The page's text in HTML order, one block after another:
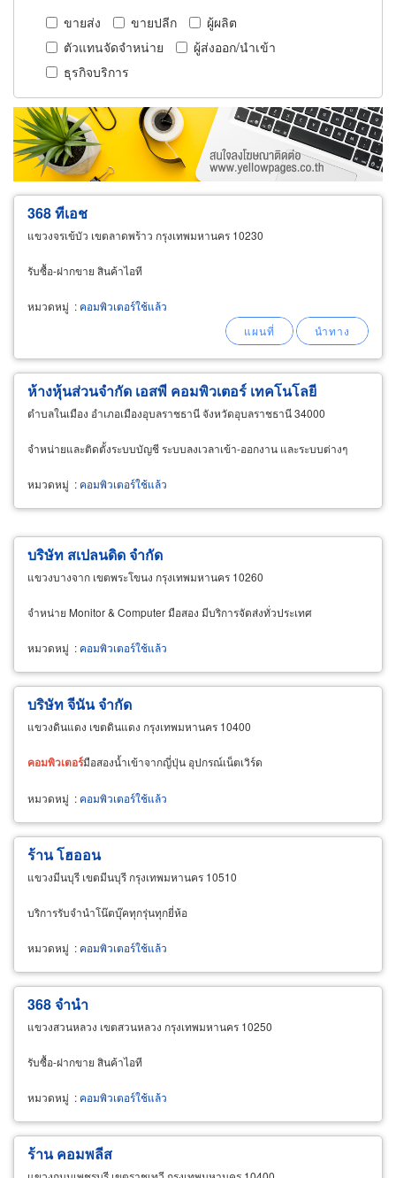
ขายส่ง ขายปลีก
ผู้ผลิต
ตัวแทนจัดจำหน่าย
ผู้ส่งออก/นำเข้า
ธุรกิจบริการ
368 ทีเอช
แขวงจรเข้บัว เขตลาดพร้าว กรุงเทพมหานคร 10230
รับซื้อ-ฝากขาย สินค้าไอที
หมวดหมู่ : คอมพิวเตอร์ใช้แล้ว
ห้างหุ้นส่วนจำกัด เอสพี คอมพิวเตอร์ เทคโนโลยี
ตำบลในเมือง อำเภอเมืองอุบลราชธานี จังหวัดอุบลราชธานี 34000
จำหน่ายและติดตั้งระบบบัญชี ระบบลงเวลาเข้า-ออกงาน และระบบต่างๆ
หมวดหมู่ : คอมพิวเตอร์ใช้แล้ว
บริษัท สเปลนดิด จำกัด
แขวงบางจาก เขตพระโขนง กรุงเทพมหานคร 10260
จำหน่าย Monitor & Computer มือสอง มีบริการจัดส่งทั่วประเทศ
หมวดหมู่ : คอมพิวเตอร์ใช้แล้ว
บริษัท จีนัน จำกัด
แขวงดินแดง เขตดินแดง กรุงเทพมหานคร 10400
คอมพิวเตอร์มือสองน้ำเข้าจากญี่ปุ่น อุปกรณ์เน็ตเวิร์ด
หมวดหมู่ : คอมพิวเตอร์ใช้แล้ว
ร้าน โฮออน
แขวงมีนบุรี เขตมีนบุรี กรุงเทพมหานคร 10510
บริการรับจำนำโน๊ตบุ๊คทุกรุ่นทุกยี่ห้อ
หมวดหมู่ : คอมพิวเตอร์ใช้แล้ว
368 จำนำ
แขวงสวนหลวง เขตสวนหลวง กรุงเทพมหานคร 10250
รับซื้อ-ฝากขาย สินค้าไอที
หมวดหมู่ : คอมพิวเตอร์ใช้แล้ว
ร้าน คอมพลีส